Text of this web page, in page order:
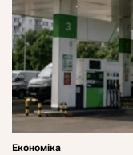
Економіка